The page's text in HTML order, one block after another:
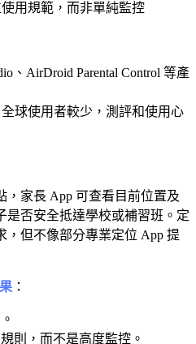
用規範，而非單純監控
、AirDroid Parental Control 等產
球使用者較少，測評和使用心
，家長 App 可查看目前位置及
是否安全抵達學校或補習班。定
，但不像部分專業定位 App 提
：
則，而不是高度監控。